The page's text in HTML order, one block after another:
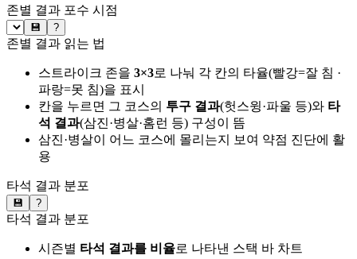
존별 결과 포수 시점
💾 ?
존별 결과 읽는 법
스트라이크 존을 3×3로 나눠 각 칸의 타율(빨강=잘 침 ·
파랑=못 침)을 표시
칸을 누르면 그 코스의 투구 결과(헛스윙·파울 등)와 타
석 결과(삼진·병살·홈런 등) 구성이 뜸
삼진·병살이 어느 코스에 몰리는지 보여 약점 진단에 활
용
타석 결과 분포
💾 ?
타석 결과 분포
시즌별 타석 결과를 비율로 나타낸 스택 바 차트